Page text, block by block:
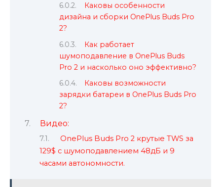
Каковы особенности
дизайна и сборки OnePlus Buds Pro
2?
Как работает
шумоподавление в OnePlus Buds
Pro 2 и насколько оно эффективно?
Каковы возможности
зарядки батареи в OnePlus Buds Pro
2?
Видео:
OnePlus Buds Pro 2 крутые TWS за
129$ с шумоподавлением 48дБ и 9
часами автономности.